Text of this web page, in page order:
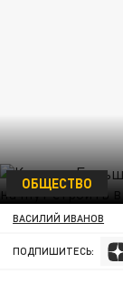
ОБЩЕСТВО
ВАСИЛИЙ ИВАНОВ
ПОДПИШИТЕСЬ: